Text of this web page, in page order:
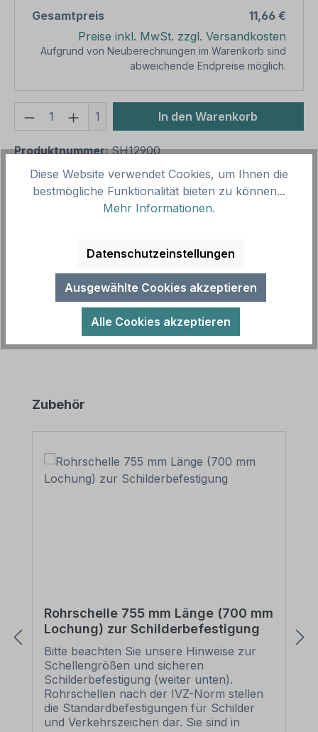
Gesamtpreis
11,66 €
Preise inkl. MwSt. zzgl. Versandkosten
Aufgrund von Neuberechnungen im Warenkorb sind
abweichende Endpreise möglich.
Produkt Anzahl: Gib den
1 In den Warenkorb
Produktnummer:SH12900
Vorlagenummer: HW-SA-06
Beschilderung von Saunen und
Entspannungsbereichen in diversen Ausführungen
und Größ…Mehr
Produktgalerie überspringen
Zubehör
Rohrschelle 755 mm Länge (700 mm
Lochung) zur Schilderbefestigung
Bitte beachten Sie unsere Hinweise zur
Schellengrößen und sicheren
Schilderbefestigung (weiter unten).
Rohrschellen nach der IVZ-Norm stellen
die Standardbefestigungen für Schilder
und Verkehrszeichen dar. Sie sind in
Diese Website verwendet Cookies, um Ihnen die
bestmögliche Funktionalität bieten zu können...
Mehr Informationen.
Datenschutzeinstellungen
Ausgewählte Cookies akzeptieren
Alle Cookies akzeptieren